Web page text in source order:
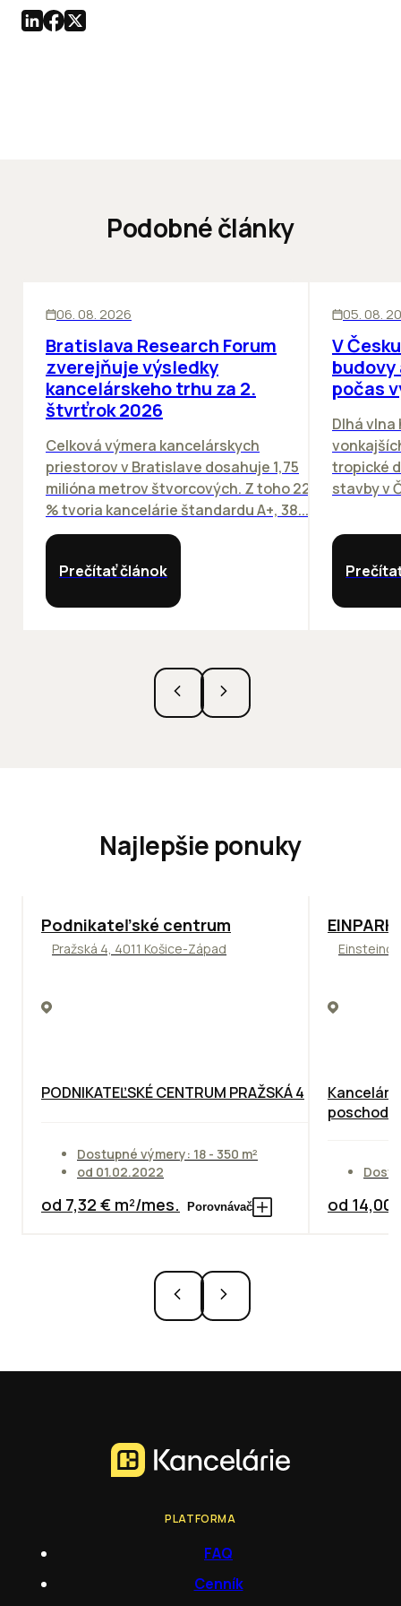
Podobné články
06. 08. 2026
Bratislava Research Forum
zverejňuje výsledky
kancelárskeho trhu za 2.
štvrťrok 2026
Celková výmera kancelárskych
priestorov v Bratislave dosahuje 1,75
milióna metrov štvorcových. Z toho 22
% tvoria kancelárie štandardu A+, 38...
Prečítať článok
05. 08.
V
počas
Dlhá
tropické
stavby v
Najlepšie ponuky
ODPORÚČAME
Podnikateľské centrum
Pražská 4, 4011 Košice-Západ
PODNIKATEĽSKÉ CENTRUM PRAŽSKÁ 4
Dostupné výmery: 18 - 350 m²
od 01.02.2022
od 7,32 € m²/mes. Porovnávač
TOP
poschodie
od 14,00
PLATFORMA
FAQ
Cenník